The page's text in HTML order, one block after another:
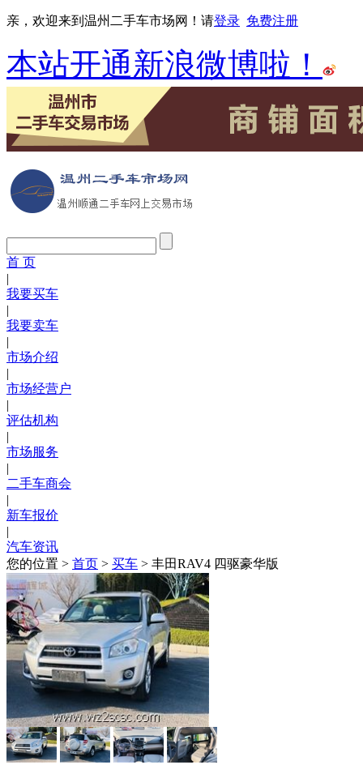
亲，欢迎来到温州二手车市场网！请登录 免费注册
本站开通新浪微博啦！
首 页
|
我要买车
|
我要卖车
|
市场介绍
|
市场经营户
|
评估机构
|
市场服务
|
二手车商会
|
新车报价
|
汽车资讯
您的位置 > 首页 > 买车 > 丰田RAV4 四驱豪华版